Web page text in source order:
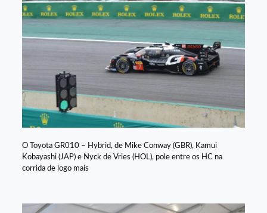
O Toyota GR010 – Hybrid, de Mike Conway (GBR), Kamui
Kobayashi (JAP) e Nyck de Vries (HOL), pole entre os HC na
corrida de logo mais